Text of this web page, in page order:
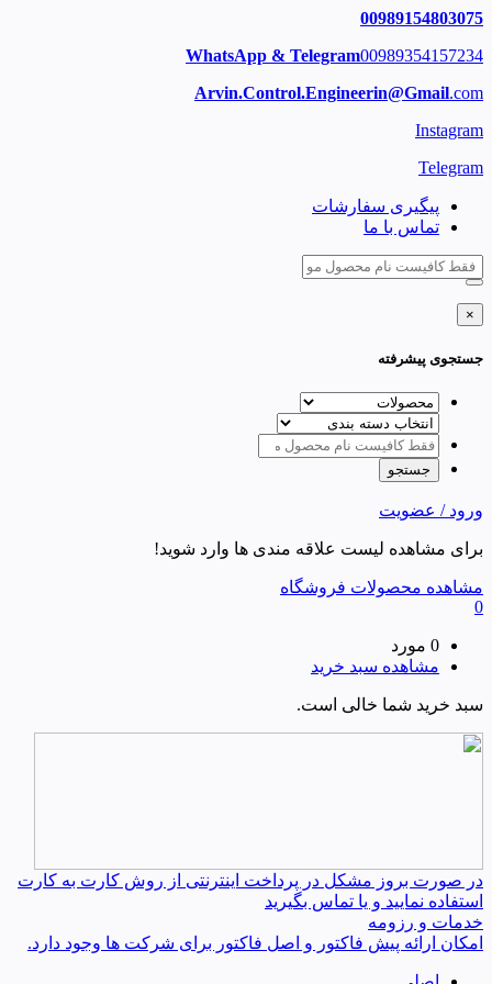
00989154803075
WhatsApp & Telegram00989354157234
Arvin.Control.Engineerin@Gmail.com
Instagram
Telegram
پیگیری سفارشات
تماس با ما
×
جستجوی پیشرفته
ورود / عضویت
برای مشاهده لیست علاقه مندی ها وارد شوید!
مشاهده محصولات فروشگاه
0
0 مورد
مشاهده سبد خرید
سبد خرید شما خالی است.
در صورت بروز مشکل در پرداخت اینترنتی از روش کارت به کارت
استفاده نمایید و یا تماس بگیرید
خدمات و رزومه
امکان ارائه پیش فاکتور و اصل فاکتور برای شرکت ها وجود دارد.